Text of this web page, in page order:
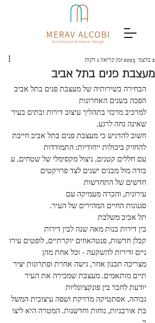
מעצבת פנים בתל אביב
2 בדצמ׳ 2025 זמן קריאה 1 דקות
הבחירה בשירותיה של מעצבת פנים בתל אביב
הפכה בשנים האחרונות
למרכיב מרכזי בתהליך עיצוב דירות ובתים בעיר
שאינה נחה לרגע.
חשוב להדגיש כי מעצבת פנים בתל אביב חייבת
להחזיק ביכולות ייחודיות: התמודדות
עם חללים קטנים, ניצול מקסימלי של שטחים, ע
בודה מול מבנים ישנים לצד פרויקטים
חדשים של התחדשות
עירונית, והכרה מעמיקה עם
סגנונות החיים המהירים של העיר.
תל אביב משלבת
בין דירות בנות מאה שנה לבין דירות
קבלן חדשות, פנטהאוזים יוקרתיים, לופטים עירו
ניים ודירות להשקעה - וכל אחת מהן
מצריכה תכנון אחר, גישה אחרת ופתרונות יציר
תיים מותאמים. מעצבת שמכירה את העיר
יודעת לחבר בין פונקציונליות
גבוהה, אסתטיקה מדויקת ושפה עיצובית המשל
בת אורבניות, נוחות וחדשנות. המטרה היא ליצו